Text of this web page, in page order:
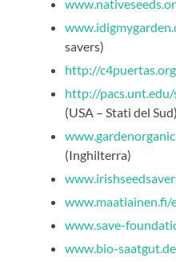
savers)
http://c4puertas.org
http://
(USA – Stati del Sud)
(Inghilterra)
www.maatiainen.fi/
www.save-
www.bio-saatgut.de